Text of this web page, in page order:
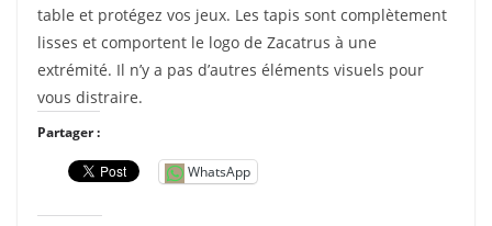
table et protégez vos jeux. Les tapis sont complètement
lisses et comportent le logo de Zacatrus à une
extrémité. Il n’y a pas d’autres éléments visuels pour
vous distraire.
Partager :
WhatsApp